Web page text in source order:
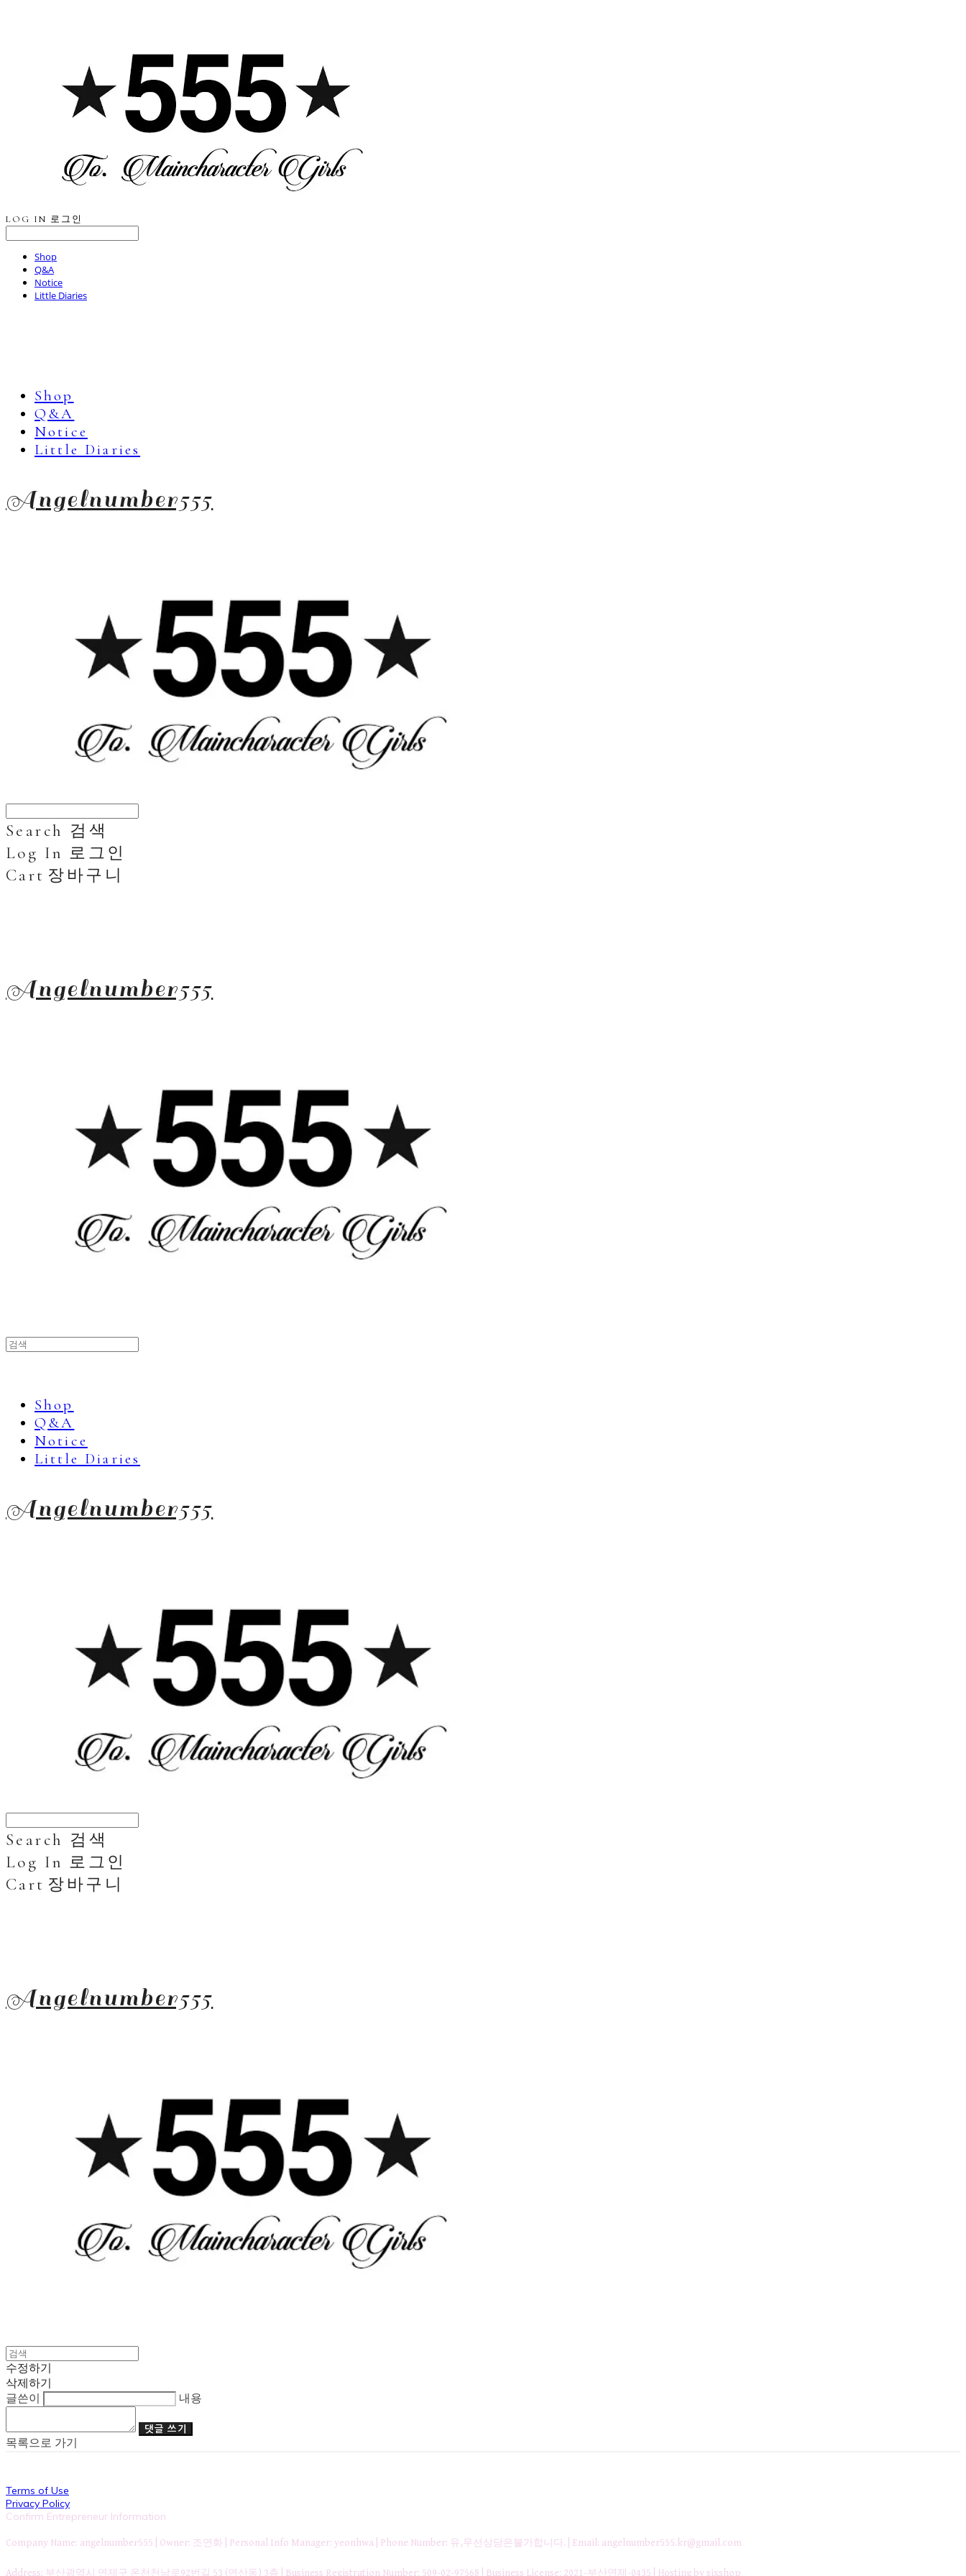
LOG IN 로그인
Shop
Q&A
Notice
Little Diaries
Shop
Q&A
Notice
Little Diaries
Angelnumber555
Search 검색
Log In 로그인
Cart 장바구니
Angelnumber555
Shop
Q&A
Notice
Little Diaries
Angelnumber555
Search 검색
Log In 로그인
Cart 장바구니
Angelnumber555
수정하기
삭제하기
글쓴이
내용
댓글 쓰기
목록으로 가기
Terms of Use
Privacy Policy
Confirm Entrepreneur Information
Company Name: angelnumber555 | Owner: 조연화 | Personal Info Manager: yeonhwa | Phone Number: 유,무선상담은불가합니다. | Email: angelnumber555.kr@gmail.com
Address: 부산광역시 연제구 온천천남로92번길 53 (연산동) 3층 | Business Registration Number: 509-02-97568 | Business License: 2021-부산연제-0435 | Hosting by sixshop